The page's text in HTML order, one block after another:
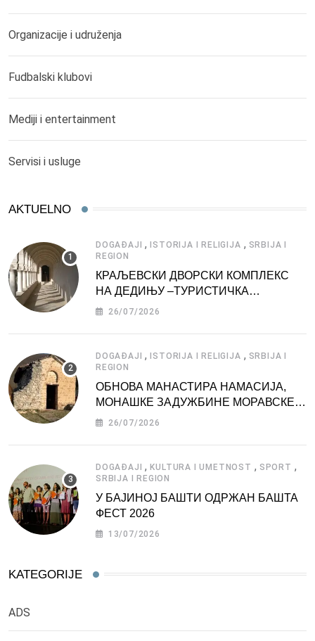
Organizacije i udruženja
Fudbalski klubovi
Mediji i entertainment
Servisi i usluge
AKTUELNO
DOGAĐAJI ,ISTORIJA I RELIGIJA , SRBIJA I
REGION
КРАЉЕВСКИ ДВОРСКИ КОМПЛЕКС
НА ДЕДИЊУ –ТУРИСТИЧКА
АТРАКЦИЈА
26/07/2026
DOGAĐAJI ,ISTORIJA I RELIGIJA , SRBIJA I
REGION
ОБНОВА МАНАСТИРА НАМАСИЈА,
МОНАШКЕ ЗАДУЖБИНЕ МОРАВСКЕ
СРБИЈЕ
26/07/2026
DOGAĐAJI ,KULTURA I UMETNOST , SPORT ,
SRBIJA I REGION
У БАЈИНОЈ БАШТИ ОДРЖАН БАШТА
ФЕСТ 2026
13/07/2026
KATEGORIJE
ADS